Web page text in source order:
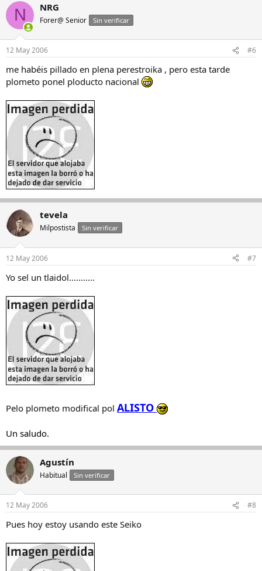
N NRG
Forer@ Senior Sin verificar
12 May 2006 #6
me habéis pillado en plena perestroika , pero esta tarde
plometo ponel ploducto nacional
tevela
Milpostista Sin verificar
12 May 2006 #7
Yo sel un tlaidol...........
Pelo plometo modifical pol ALISTO
Un saludo.
Agustín
Habitual Sin verificar
12 May 2006 #8
Pues hoy estoy usando este Seiko